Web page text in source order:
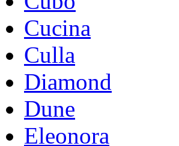
Cucina
Culla
Diamond
Dune
Eleonora